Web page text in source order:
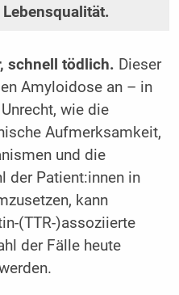
schnell tödlich. Dieser
Amyloidose an – in
wie die
Aufmerksamkeit,
und die
der Patient:innen in
kann
(TTR-)assoziierte
der Fälle heute